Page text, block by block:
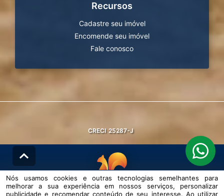
Recursos
Cadastre seu imóvel
Encomende seu imóvel
Fale conosco
CRECI 25287-J
© DESENVOLVIDO PELAAGIL.NET
Nós usamos cookies e outras tecnologias semelhantes para
melhorar a sua experiência em nossos serviços, personalizar
publicidade e recomendar conteúdo de seu interesse. Ao utilizar